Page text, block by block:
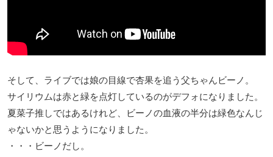
そして、ライブでは娘の目線で杏果を追う父ちゃんビーノ。
サイリウムは赤と緑を点灯しているのがデフォになりました。
夏菜子推しではあるけれど、ビーノの血液の半分は緑色なんじ
ゃないかと思うようになりました。
・・・ビーノだし。